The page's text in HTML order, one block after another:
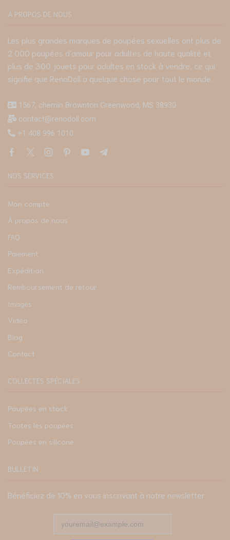
À PROPOS DE NOUS
Les plus grandes marques de poupées sexuelles ont plus de
2 000 poupées d'amour pour adultes de haute qualité et
plus de 300 jouets pour adultes en stock à vendre, ce qui
signifie que RenoDoll a quelque chose pour tout le monde.
1567, chemin Brownton Greenwood, MS 38930
contact@renodoll.com
+1 408 996 1010
NOS SERVICES
Mon compte
À propos de nous
FAQ
Paiement
Expédition
Remboursement de retour
Images
Vidéo
Blog
Contact
COLLECTES SPÉCIALES
Poupées en stock
Toutes les poupées
Poupées en silicone
BULLETIN
Bénéficiez de 10% en vous inscrivant à notre newsletter